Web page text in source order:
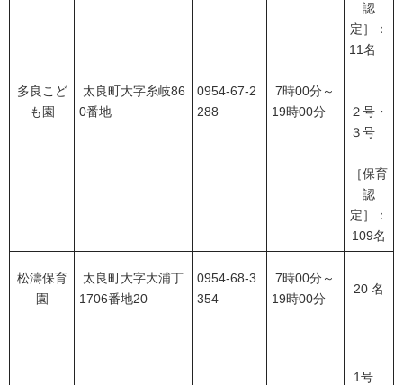
多良こど
も園
太良町大字糸岐86
0番地
0954-67-2
288
7時00分～
19時00分
認
定］：
11名
２号・
３号
［保育
認
定］：
109名
松濤保育
園
太良町大字大浦丁
1706番地20
0954-68-3
354
7時00分～
19時00分
20 名
1号